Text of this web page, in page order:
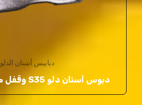
دبابيس أسنان الدلو
دبوس أسنان دلو S35 وقفل مطاطي بالجملة